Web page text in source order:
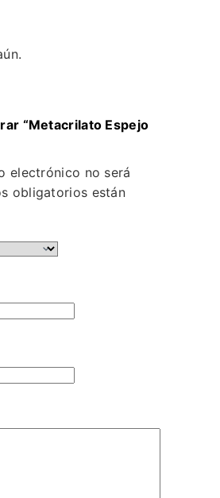
“Metacrilato Espejo
electrónico no será
obligatorios están